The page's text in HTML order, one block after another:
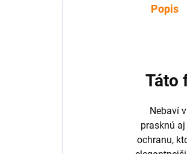
Popis
Táto
Nebaví
prasknú
ochranu,